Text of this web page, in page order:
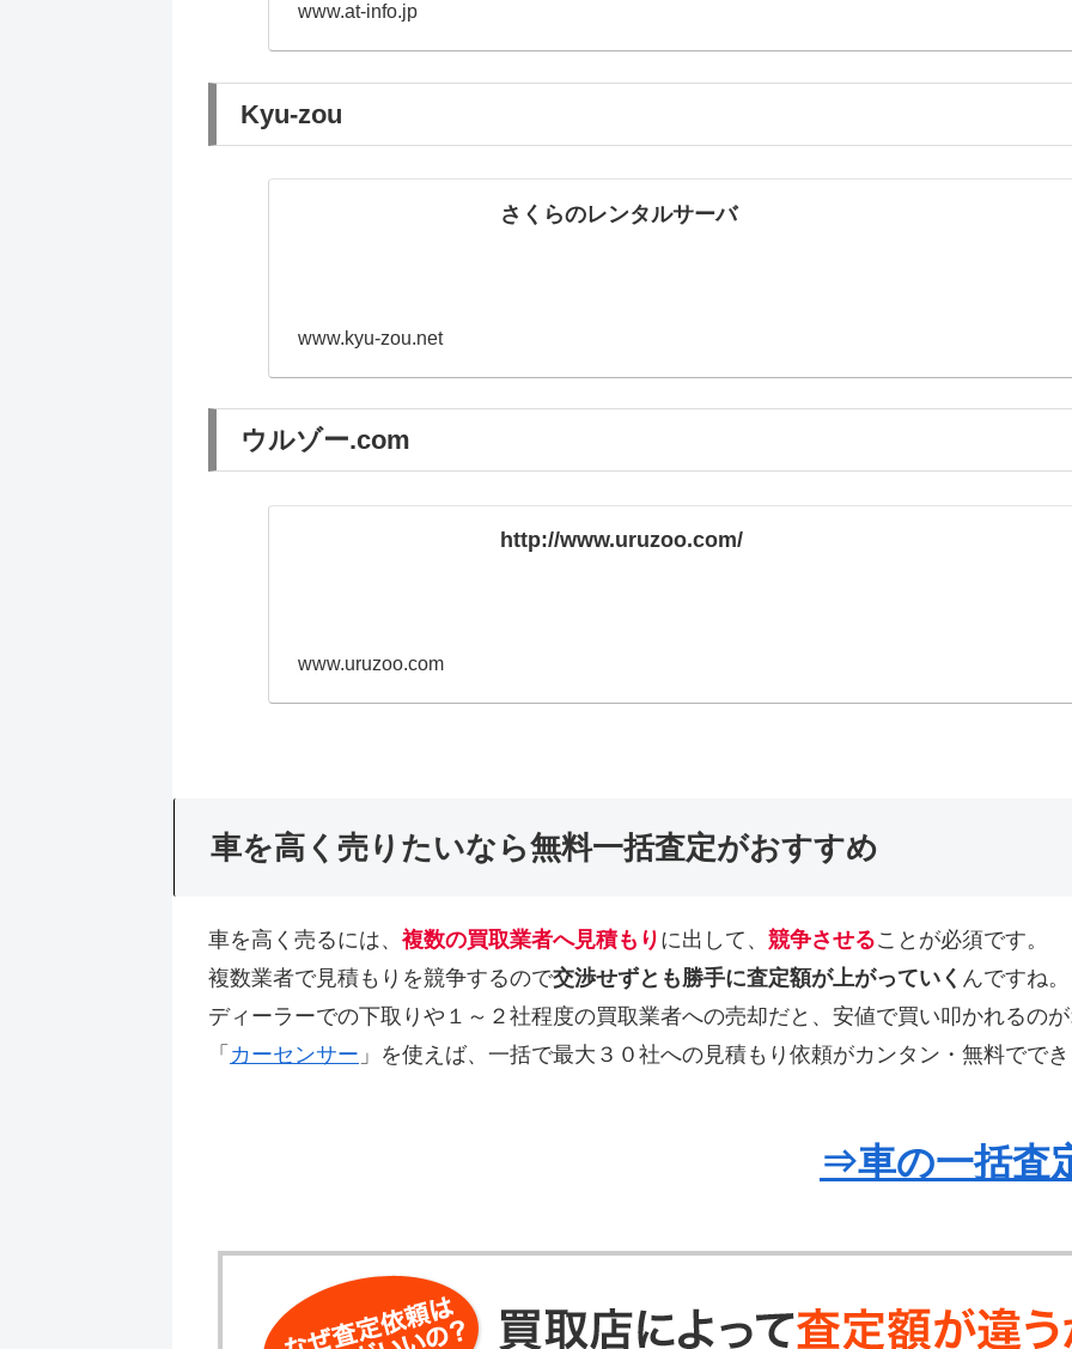
www.at-info.jp
Kyu-zou
さくらのレンタルサーバ
www.kyu-zou.net
ウルゾー.com
http://www.uruzoo.com/
www.uruzoo.com
車を高く売りたいなら無料一括査定がおすすめ
車を高く売るには、 複数の買取業者へ見積もり に出して、 競争させることが必須です。
複数業者で見積もりを競争するので交渉せずとも勝手に査定額が上がっていく んですね。
ディーラーでの下取りや１～２社程度の買取業者への売却だと、安値で買い叩かれるの
「 カーセンサー 」を使えば、一括で最大３０社への見積もり依頼がカンタン・無料でで
⇒車の一括査